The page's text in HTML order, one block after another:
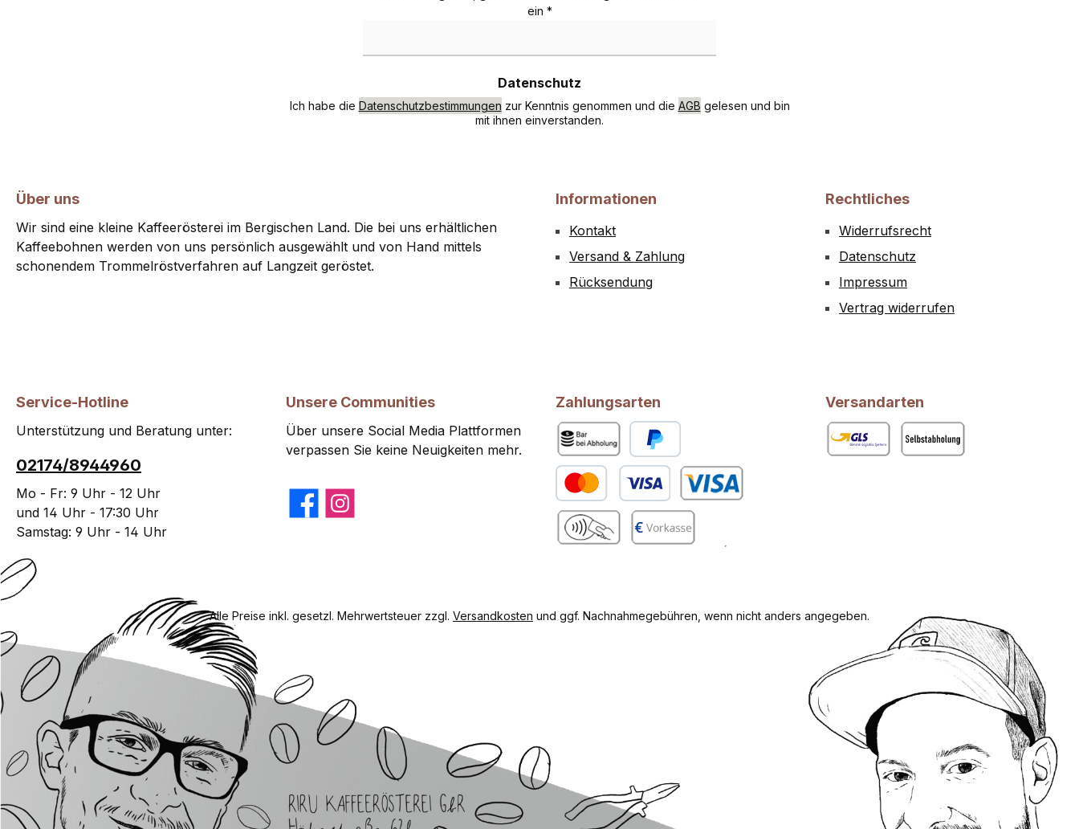
ein *
Datenschutz
Ich habe die Datenschutzbestimmungen zur Kenntnis genommen und die AGB gelesen und bin
mit ihnen einverstanden.
Über uns
Wir sind eine kleine Kaffeerösterei im Bergischen Land. Die bei uns erhältlichen
Kaffeebohnen werden von uns persönlich ausgewählt und von Hand mittels
schonendem Trommelröstverfahren auf Langzeit geröstet.
Informationen
Kontakt
Versand & Zahlung
Rücksendung
Rechtliches
Widerrufsrecht
Datenschutz
Impressum
Vertrag widerrufen
Service-Hotline
Unterstützung und Beratung unter:
02174/8944960
Mo - Fr: 9 Uhr - 12 Uhr
und 14 Uhr - 17:30 Uhr
Samstag: 9 Uhr - 14 Uhr
Unsere Communities
Über unsere Social Media Plattformen
verpassen Sie keine Neuigkeiten mehr.
FacebookInstagram
Zahlungsarten
Bar bei Abholung
PayPal
Kredit- oder DebitkarteBenutzerdefiniertes Bild 1
Versandarten
Alle Preise inkl. gesetzl. Mehrwertsteuer zzgl. Versandkosten und ggf. Nachnahmegebühren, wenn nicht anders angegeben.